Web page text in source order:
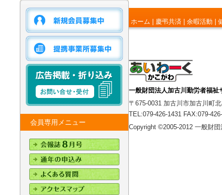
会員専用メニュー
ホーム 慶弔共済 余暇活動|
一般財団法人加古川勤労者福祉
〒675-0031 加古川市加古川町
TEL:079-426-1431 FAX:079-
Copyright ©2005-2012 一般財